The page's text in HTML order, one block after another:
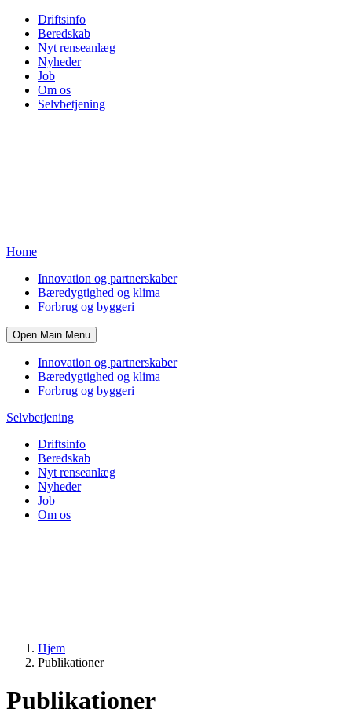
Driftsinfo
Beredskab
Nyt renseanlæg
Nyheder
Job
Om os
Selvbetjening
Home
Innovation og partnerskaber
Bæredygtighed og klima
Forbrug og byggeri
Open Main Menu
Innovation og partnerskaber
Bæredygtighed og klima
Forbrug og byggeri
Selvbetjening
Driftsinfo
Beredskab
Nyt renseanlæg
Nyheder
Job
Om os
Hjem
Publikationer
Publikationer